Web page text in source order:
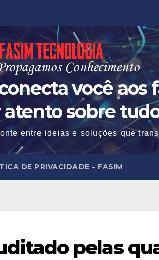
você aos
sobre
entre ideias e soluções que
DE PRIVACIDADE – FASIM
pelas